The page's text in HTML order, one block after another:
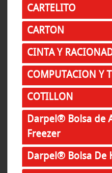
CARTELITO
CARTON
CINTA Y
COMPUTACION Y
COTILLON
Darpel® Bolsa de
Freezer
Darpel® Bolsa De